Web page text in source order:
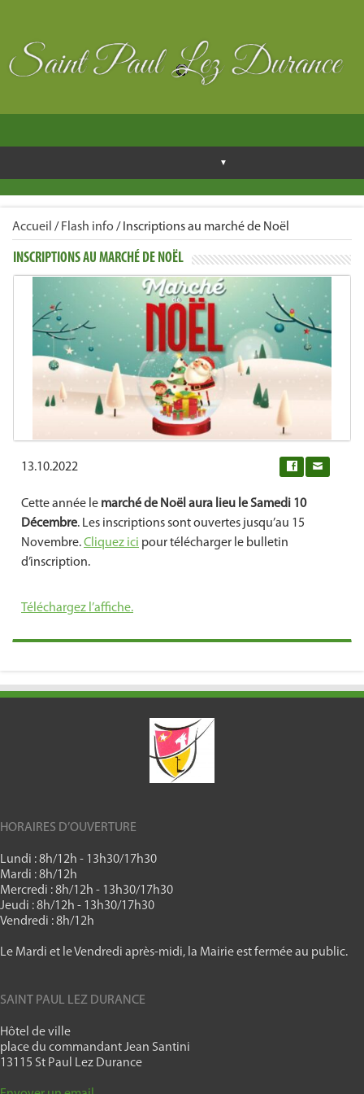
Accueil / Flash info / Inscriptions au marché de Noël
INSCRIPTIONS AU MARCHÉ DE NOËL
13.10.2022
Cette année le marché de Noël aura lieu le Samedi 10
Décembre. Les inscriptions sont ouvertes jusqu’au 15
Novembre.Cliquez ici pour télécharger le bulletin
d’inscription.
Téléchargez l’affiche.
HORAIRES D’OUVERTURE
Lundi : 8h/12h - 13h30/17h30
Mardi : 8h/12h
Mercredi : 8h/12h - 13h30/17h30
Jeudi : 8h/12h - 13h30/17h30
Vendredi : 8h/12h
Le Mardi et le Vendredi après-midi, la Mairie est fermée au public.
SAINT PAUL LEZ DURANCE
Hôtel de ville
place du commandant Jean Santini
13115 St Paul Lez Durance